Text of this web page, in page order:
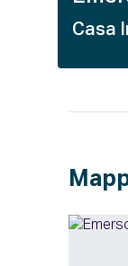
Casa